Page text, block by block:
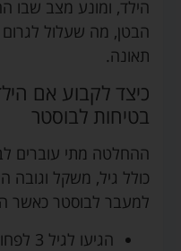
הילד, ומונע מצב שבו
הבטן, מה שעלול
תאונה.
כיצד לקבוע אם
בטיחות לבוסטר
ההחלטה מתי עוברים
כולל גיל, משקל וגובה
למעבר לבוסטר כאשר
הגיעו לגיל 3 לפחות